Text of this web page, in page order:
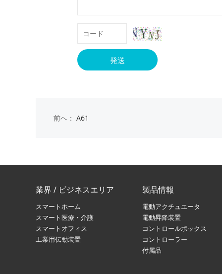
発送
前へ： A61
業界 / ビジネスエリア
スマートホーム
スマート医療・介護
スマートオフィス
工業用伝動装置
製品情報
電動アクチュエータ
電動昇降装置
コントロールボックス
コントローラー
付属品